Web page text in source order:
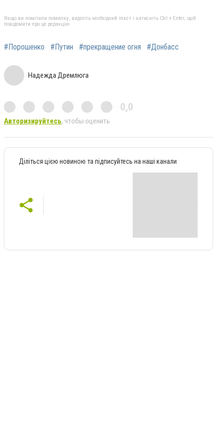
Якщо ви помітили помилку, виділіть необхідний текст і натисніть Ctrl + Enter, щоб
повідомити про це редакцію
#Порошенко #Путин #прекращение огня #Донбасс
Надежда Дремлюга
0,0
Авторизируйтесь, чтобы оценить
Діліться цією новиною та підписуйтесь на наші канали